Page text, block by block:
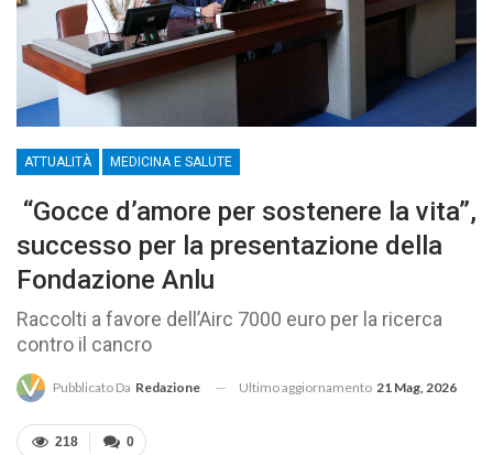
ATTUALITÀ MEDICINA E SALUTE
“Gocce d’amore per sostenere la vita”,
successo per la presentazione della
Fondazione Anlu
Raccolti a favore dell’Airc 7000 euro per la ricerca
contro il cancro
Pubblicato Da Redazione Ultimo aggiornamento 21 Mag, 2026
0
218